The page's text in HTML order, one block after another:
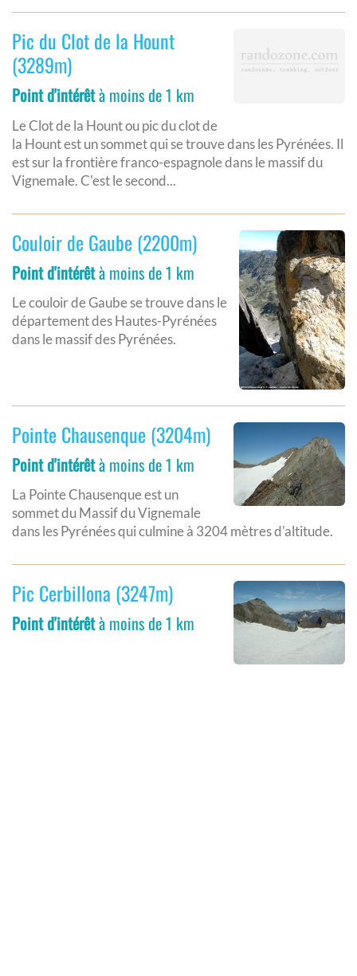
Pic du Clot de la Hount
(3289m)
Point d'intérêtà moins de 1 km
Le Clot de la Hount ou pic du clot de
la Hount est un sommet qui se trouve dans les Pyrénées. Il
est sur la frontière franco-espagnole dans le massif du
Vignemale. C'est le second...
Couloir de Gaube (2200m)
Point d'intérêtà moins de 1 km
Le couloir de Gaube se trouve dans le
département des Hautes-Pyrénées
dans le massif des Pyrénées.
Pointe Chausenque (3204m)
Point d'intérêtà moins de 1 km
La Pointe Chausenque est un
sommet du Massif du Vignemale
dans les Pyrénées qui culmine à 3204 mètres d'altitude.
Pic Cerbillona (3247m)
Point d'intérêtà moins de 1 km